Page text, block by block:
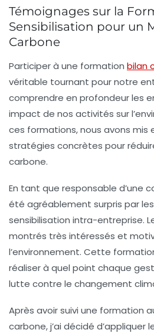
Témoignages sur la
Sensibilisation pour un
Carbone
Participer à une formation bilan
véritable tournant pour notre
comprendre en profondeur les
impact de nos activités sur
ces formations, nous avons mis
stratégies concrètes pour
carbone.
En tant que responsable d’une
été agréablement surpris par
sensibilisation intra-entreprise.
montrés très intéressés et
l’environnement. Cette
réaliser à quel point chaque
lutte contre le changement
Après avoir suivi une formation
carbone, j’ai décidé d’appliquer